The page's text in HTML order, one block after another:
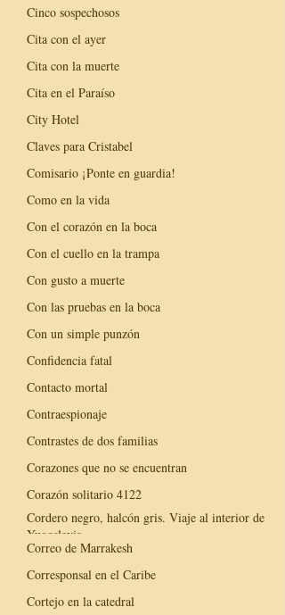
Cinco sospechosos
Cita con el ayer
Cita con la muerte
Cita en el Paraíso
City Hotel
Claves para Cristabel
Comisario ¡Ponte en guardia!
Como en la vida
Con el corazón en la boca
Con el cuello en la trampa
Con gusto a muerte
Con las pruebas en la boca
Con un simple punzón
Confidencia fatal
Contacto mortal
Contraespionaje
Contrastes de dos familias
Corazones que no se encuentran
Corazón solitario 4122
Cordero negro, halcón gris. Viaje al interior de
Yugoslavia
Correo de Marrakesh
Corresponsal en el Caribe
Cortejo en la catedral